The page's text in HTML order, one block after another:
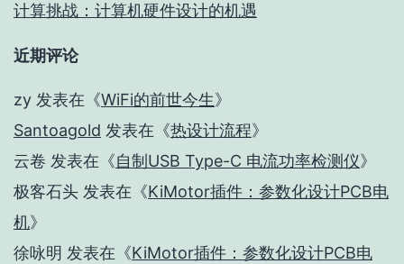
计算挑战：计算机硬件设计的机遇
近期评论
zy 发表在《WiFi的前世今生》
Santoagold 发表在《热设计流程》
云卷 发表在《自制USB Type-C 电流功率检测仪》
极客石头 发表在《KiMotor插件：参数化设计PCB电
机》
徐咏明 发表在《KiMotor插件：参数化设计PCB电